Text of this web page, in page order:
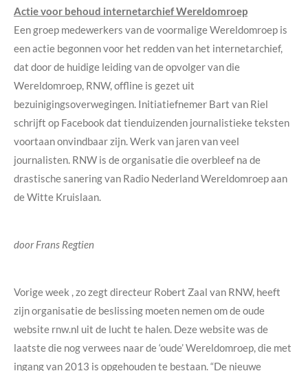
Actie voor behoud internetarchief Wereldomroep
Een groep medewerkers van de voormalige Wereldomroep is
een actie begonnen voor het redden van het internetarchief,
dat door de huidige leiding van de opvolger van die
Wereldomroep, RNW, offline is gezet uit
bezuinigingsoverwegingen. Initiatiefnemer Bart van Riel
schrijft op Facebook dat tienduizenden journalistieke teksten
voortaan onvindbaar zijn. Werk van jaren van veel
journalisten. RNW is de organisatie die overbleef na de
drastische sanering van Radio Nederland Wereldomroep aan
de Witte Kruislaan.
door Frans Regtien
Vorige week , zo zegt directeur Robert Zaal van RNW, heeft
zijn organisatie de beslissing moeten nemen om de oude
website rnw.nl uit de lucht te halen. Deze website was de
laatste die nog verwees naar de ‘oude’ Wereldomroep, die met
ingang van 2013 is opgehouden te bestaan. “De nieuwe